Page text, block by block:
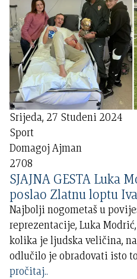
Srijeda, 27 Studeni 2024
Sport
Domagoj Ajman
2708
SJAJNA GESTA Luka
poslao Zlatnu loptu
Najbolji nogometaš u
reprezentacije, Luka
kolika je ljudska veličina,
odlučilo je obradovati isto
pročitaj..